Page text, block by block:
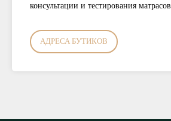
консультации и тестирования матрасов
АДРЕСА БУТИКОВ